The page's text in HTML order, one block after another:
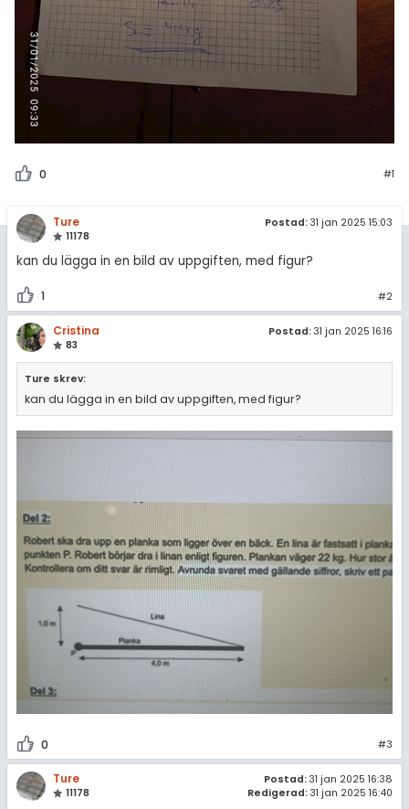
0 #1
Ture
11178
Postad: 31 jan 2025 15:03
kan du lägga in en bild av uppgiften, med figur?
1 #2
Cristina
83
Postad: 31 jan 2025 16:16
Ture skrev:
kan du lägga in en bild av uppgiften, med figur?
0 #3
Ture
11178
Postad: 31 jan 2025 16:38
Redigerad: 31 jan 2025 16:40